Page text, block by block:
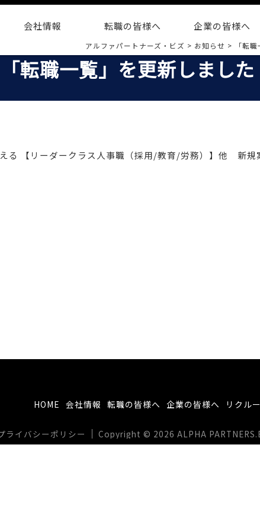
会社情報 転職の皆様へ 企業の皆様へ
アルファパートナーズ・ビズ > お知らせ > 「転
「転職一覧」を更新しました
る 【リーダークラス人事職（採用/教育/労務）】他 新規
HOME 会社情報 転職の皆様へ 企業の皆様へ リクル
ライバシーポリシー Copyright © 2026 ALPHA